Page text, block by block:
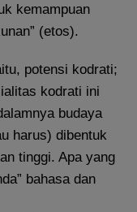
kemampuan
(etos).
potensi kodrati;
kodrati ini
budaya
harus) dibentuk
tinggi. Apa yang
bahasa dan